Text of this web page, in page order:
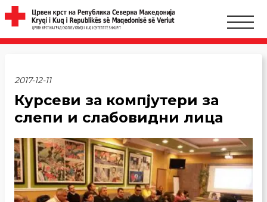
2017-12-11
Курсеви за компјутери за
слепи и слабовидни лица